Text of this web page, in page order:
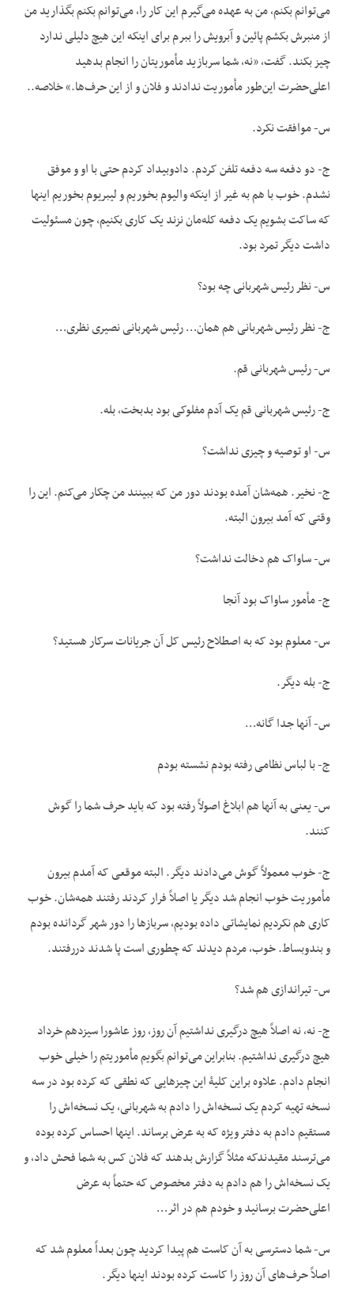
می‌توانم بکنم، من به عهده می‌گیرم این کار را، می‌توانم بکنم بگذارید من
از منبرش بکشم پائین و آبرویش را ببرم برای اینکه این هیچ دلیلی ندارد
چیز بکند. گفت، «نه، شما سربازید مأموریتان را انجام بدهید
اعلی‌حضرت این‌طور مأموریت ندادند و فلان و از این حرف‌ها.» خلاصه..
س- موافقت نکرد.
ج- دو دفعه سه دفعه تلفن کردم. دادوبیداد کردم حتی با او و موفق
نشدم. خوب با هم به غیر از اینکه والیوم بخوریم و لیبریوم بخوریم این‏ها
که ساکت بشویم یک دفعه کله‌مان نزند یک کاری بکنیم، چون مسئولیت
داشت دیگر تمرد بود.
س- نظر رئیس شهربانی چه بود؟
ج- نظر رئیس شهربانی هم همان… رئیس شهربانی نصیری نظری…
س- رئیس شهربانی قم.
ج- رئیس شهربانی قم یک آدم مفلوکی بود بدبخت، بله.
س- او توصیه و چیزی نداشت؟
ج- نخیر. همه‌شان آمده بودند دور من که ببینند من چکار می‌کنم. این را
وقتی که آمد بیرون البته.
س- ساواک هم دخالت نداشت؟
ج- مأمور ساواک بود آنجا
س- معلوم بود که به اصطلاح رئیس کل آن جریانات سرکار هستید؟
ج- بله دیگر.
س- آنها جدا گانه…
ج- با لباس نظامی ‌رفته بودم نشسته بودم
س- یعنی به آنها هم ابلاغ اصولاً رفته بود که باید حرف شما را گوش
کنند.
ج- خوب معمولاً گوش می‌دادند دیگر. البته موقعی که آمدم بیرون
مأموریت خوب انجام شد دیگر یا اصلاً فرار کردند رفتند همه‌شان. خوب
کاری هم نکردیم نمایشاتی داده بودیم، سربازها را دور شهر گردانده بودم
و بندوبساط. خوب، مردم دیدند که چطوری است پا شدند دررفتند.
س- تیراندازی هم شد؟
ج- نه، نه اصلاً هیچ درگیری نداشتیم آن روز، روز عاشورا سیزدهم خرداد
هیچ درگیری نداشتیم. بنابراین می‌توانم بگویم مأموریتم را خیلی خوب
انجام دادم. علاوه براین کلیۀ این چیزهایی که نطقی که کرده بود در سه
نسخه تهیه کردم یک نسخه‌اش را دادم به شهربانی، یک نسخه‌اش را
مستقیم دادم به دفتر ویژه که به عرض برساند. این‏ها احساس کرده بوده
می‌ترسند مقیدندکه مثلاً گزارش بدهند که فلان کس به شما فحش داد، و
یک نسخه‌اش را هم دادم به دفتر مخصوص که حتماً به عرض
اعلی‌حضرت برسانید و خودم هم در اثر…
س- شما دسترسی به آن کاست هم پیدا کردید چون بعداً معلوم شد که
اصلاً حرف‌های آن روز را کاست کرده بودند این‏ها دیگر.